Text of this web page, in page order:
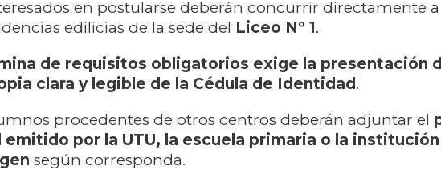
en postularse deberán concurrir directamente a
edilicias de la sede del Liceo Nº 1.
de requisitos obligatorios exige la presentación
clara y legible de la Cédula de Identidad .
procedentes de otros centros deberán adjuntar el
emitido por la UTU, la escuela primaria o la
según corresponda.